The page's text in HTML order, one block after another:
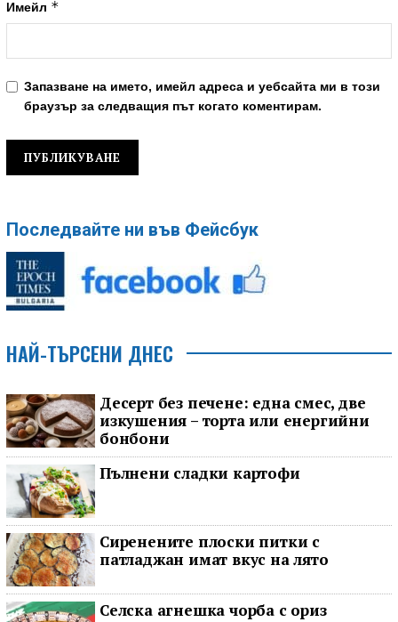
Имейл *
Запазване на името, имейл адреса и уебсайта ми в този
браузър за следващия път когато коментирам.
Последвайте ни във Фейсбук
НАЙ-ТЪРСЕНИ ДНЕС
Десерт без печене: една смес, две
изкушения – торта или енергийни
бонбони
Пълнени сладки картофи
Сиренените плоски питки с
патладжан имат вкус на лято
Селска агнешка чорба с ориз